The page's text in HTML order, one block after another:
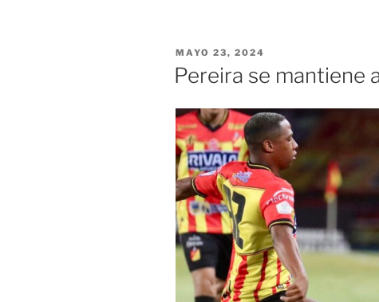
PUBLICADO
EL
MAYO 23, 2024
Pereira se mantiene